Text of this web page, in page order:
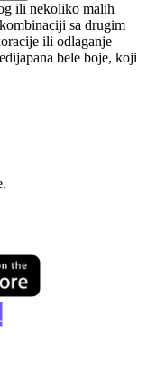
ili nekoliko malih
sa drugim
ili odlaganje
bele boje, koji